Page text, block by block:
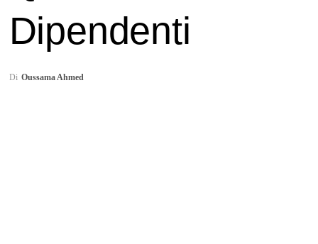
Dipendenti
Di Oussama Ahmed